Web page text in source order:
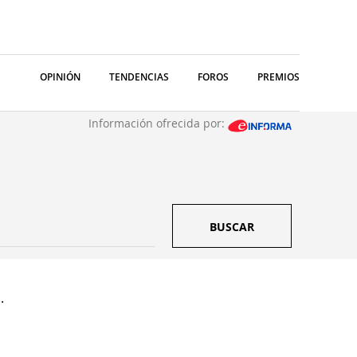
OPINIÓN TENDENCIAS FOROS PREMIOS
Información ofrecida por:
BUSCAR